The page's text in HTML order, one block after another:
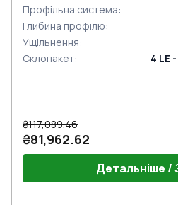
Профільна система:
Глибина профілю:
Ущільнення:
Склопакет: 4 LE
₴117,089.46
₴81,962.62
Детальніше /